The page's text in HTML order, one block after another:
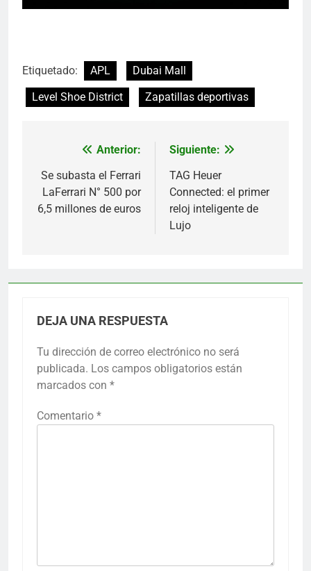
Etiquetado: APL
Dubai Mall
Level Shoe District
Zapatillas deportivas
Navegación
de
entradas
Anterior:
Se subasta el Ferrari
LaFerrari N° 500 por
6,5 millones de euros
Siguiente:
TAG Heuer
Connected: el primer
reloj inteligente de
Lujo
DEJA UNA RESPUESTA
Tu dirección de correo electrónico no será
publicada. Los campos obligatorios están
marcados con *
Comentario *